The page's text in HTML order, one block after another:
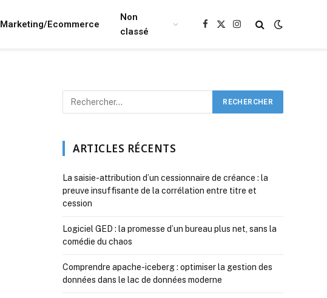
Marketing/Ecommerce
Non
classé
Facebook
X
Instagram
ARTICLES RÉCENTS
La saisie-attribution d’un cessionnaire de créance : la
preuve insuffisante de la corrélation entre titre et
cession
Logiciel GED : la promesse d’un bureau plus net, sans la
comédie du chaos
Comprendre apache-iceberg : optimiser la gestion des
données dans le lac de données moderne